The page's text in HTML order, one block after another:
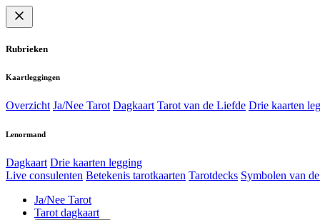
Rubrieken
Kaartleggingen
Overzicht Ja/Nee Tarot Dagkaart Tarot van de Liefde Drie kaarten
Lenormand
Dagkaart Drie kaarten legging
Live consulenten Betekenis tarotkaarten Tarotdecks Symbolen van
Ja/Nee Tarot
Tarot dagkaart